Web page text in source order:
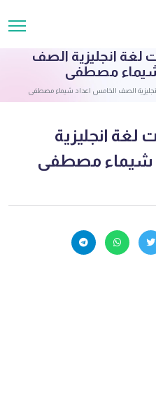
لغة انجليزية الصف
شيماء مصطفى
انجليزية الصف الخامس اعداد شيماء مصطفى
لغة انجليزية
شيماء مصطفى